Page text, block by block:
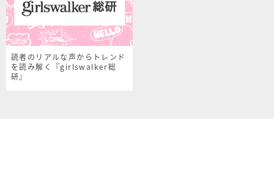
読者のリアルな声からトレンド
を読み解く『girlswalker総
研』